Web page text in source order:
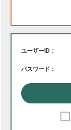
ユーザーID：
パスワード：